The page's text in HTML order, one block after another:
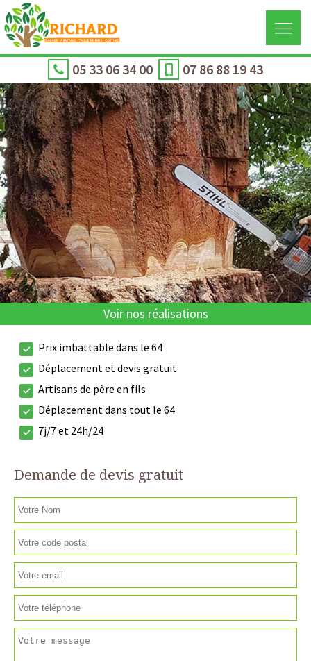
05 33 06 34 00 07 86 88 19 43
Voir nos réalisations
Prix imbattable dans le 64
Déplacement et devis gratuit
Artisans de père en fils
Déplacement dans tout le 64
7j/7 et 24h/24
Demande de devis gratuit